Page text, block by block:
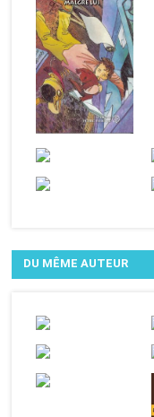
DU MÊME AUTEUR